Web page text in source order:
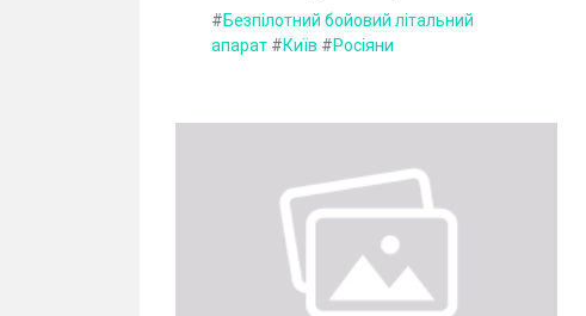
#Безпілотний бойовий літальний
апарат #Київ #Росіяни